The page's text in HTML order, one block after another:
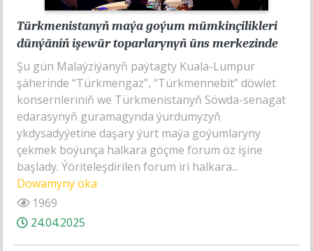
Türkmenistanyň maýa goýum mümkinçilikleri
dünýäniň işewür toparlarynyň üns merkezinde
Şu gün Malaýziýanyň paýtagty Kuala-Lumpur
şäherinde “Türkmengaz”, “Türkmennebit” döwlet
konsernleriniň we Türkmenistanyň Söwda-senagat
edarasynyň guramagynda ýurdumyzyň
ykdysadyýetine daşary ýurt maýa goýumlaryny
çekmek boýunça halkara göçme forum öz işine
başlady. Ýöriteleşdirilen forum iri halkara...
Dowamyny oka
1969
24.04.2025